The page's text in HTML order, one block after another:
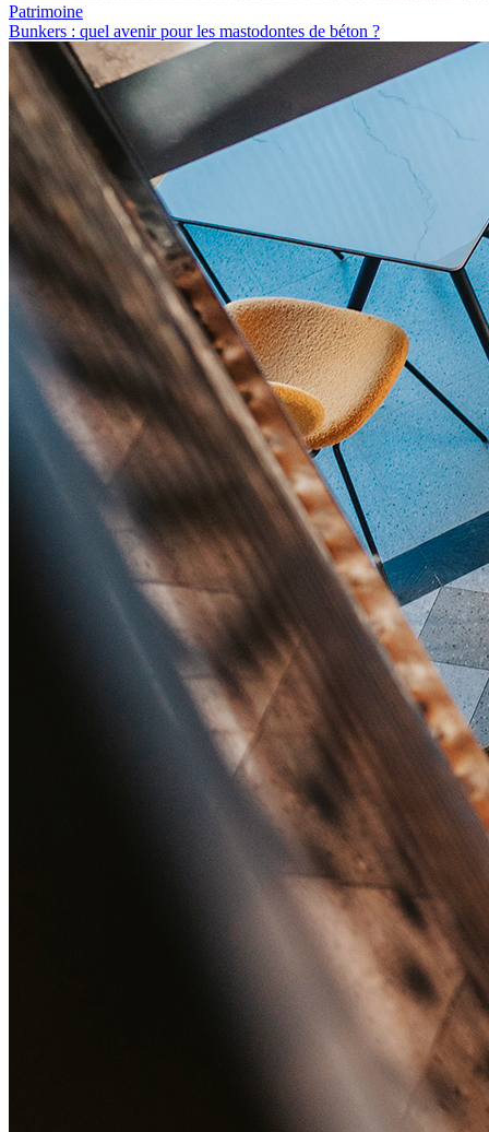
Patrimoine
Bunkers : quel avenir pour les mastodontes de béton ?